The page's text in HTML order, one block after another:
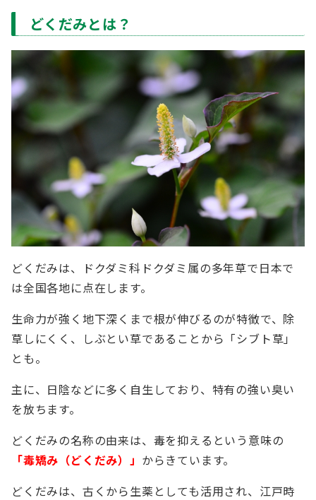
どくだみとは？
どくだみは、ドクダミ科ドクダミ属の多年草で日本で
は全国各地に点在します。
生命力が強く地下深くまで根が伸びるのが特徴で、除
草しにくく、しぶとい草であることから「シブト草」
とも。
主に、日陰などに多く自生しており、特有の強い臭い
を放ちます。
どくだみの名称の由来は、毒を抑えるという意味の
「毒矯み（どくだみ）」 からきています。
どくだみは、古くから生薬としても活用され、江戸時